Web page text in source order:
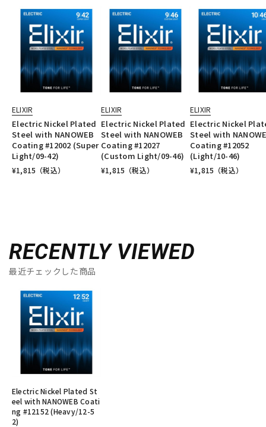
ELIXIR
Electric Nickel Plated
Steel with NANOWEB
Coating #12002 (Super
Light/09-42)
¥1,815 （税込）
ELIXIR
Electric Nickel Plated
Steel with NANOWEB
Coating #12027
(Custom Light/09-46)
¥1,815 （税込）
ELIXIR
Electric Nickel
Steel with
Coating #12052
(Light/10-46)
¥1,815 （税込）
RECENTLY VIEWED
最近チェックした商品
Electric Nickel Plated St
eel with NANOWEB Coati
ng #12152 (Heavy/12-5
2)